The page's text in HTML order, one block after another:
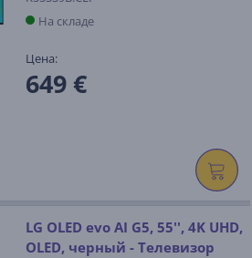
На складе
Цена:
649 €
LG OLED evo AI G5, 55'', 4K UHD,
OLED, черный - Телевизор